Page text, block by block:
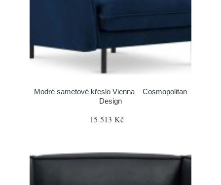
Modré sametové křeslo Vienna – Cosmopolitan
Design
15 513 Kč